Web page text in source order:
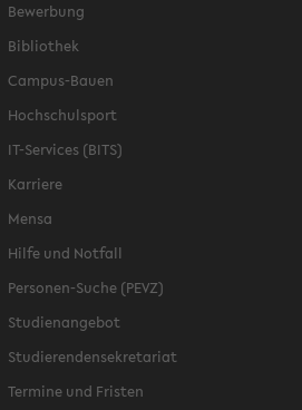
Bewerbung
Bibliothek
Campus-Bauen
Hochschulsport
IT-Services (BITS)
Karriere
Mensa
Hilfe und Notfall
Personen-Suche (PEVZ)
Studienangebot
Studierendensekretariat
Termine und Fristen